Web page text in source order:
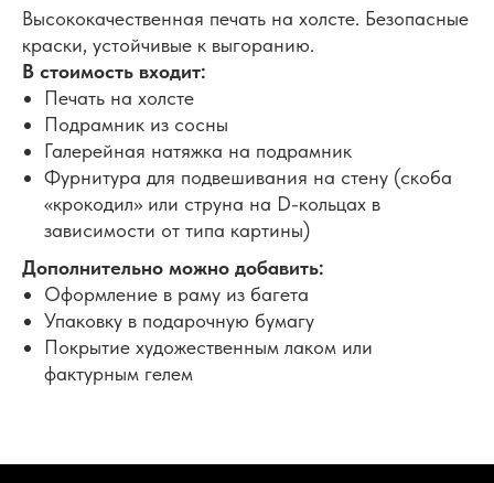
Высококачественная печать на холсте. Безопасные
краски, устойчивые к выгоранию.
В стоимость входит:
Печать на холсте
Подрамник из сосны
Галерейная натяжка на подрамник
Фурнитура для подвешивания на стену (скоба
«крокодил» или струна на D-кольцах в
зависимости от типа картины)
Дополнительно можно добавить:
Оформление в раму из багета
Упаковку в подарочную бумагу
Покрытие художественным лаком или
фактурным гелем